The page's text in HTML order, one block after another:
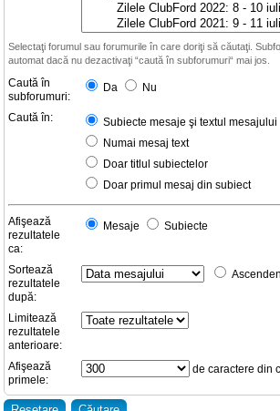
Selectaţi forumul sau forumurile în care doriţi să căutaţi.
automat dacă nu dezactivaţi “caută în subforumuri“ mai jos.
Caută în
subforumuri:
Da Nu
Caută în:
Subiecte mesaje şi textul mesajului
Numai mesaj text
Doar titlul subiectelor
Doar primul mesaj din subiect
Afişează
rezultatele
ca:
Mesaje Subiecte
Sortează
rezultatele
după:
Limitează
rezultatele
anterioare:
Afişează
primele:
de caractere din